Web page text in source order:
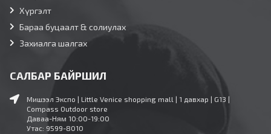
Хүргэлт
Бараа буцаалт & солиулах
Захиалга шалгах
САЛБАР БАЙРШИЛ
Мишээл Экспо | Little Venice shopping mall | 1 давхар | G13 |
Compass Outdoor store
Даваа-Ням 10:00-19:00
Утас: 9599-8010